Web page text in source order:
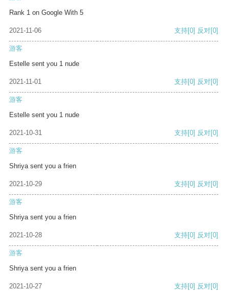
Rank 1 on Google With 5
2021-11-06 支持[0] 反对[0]
游客
Estelle sent you 1 nude
2021-11-01 支持[0] 反对[0]
游客
Estelle sent you 1 nude
2021-10-31 支持[0] 反对[0]
游客
Shriya sent you a frien
2021-10-29 支持[0] 反对[0]
游客
Shriya sent you a frien
2021-10-28 支持[0] 反对[0]
游客
Shriya sent you a frien
2021-10-27 支持[0] 反对[0]